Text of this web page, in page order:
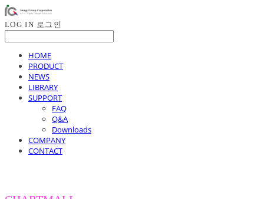
LOG IN 로그인
HOME
PRODUCT
NEWS
LIBRARY
SUPPORT
FAQ
Q&A
Downloads
COMPANY
CONTACT